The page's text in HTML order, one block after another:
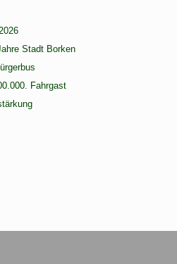
Stadt Borken
Fahrgast